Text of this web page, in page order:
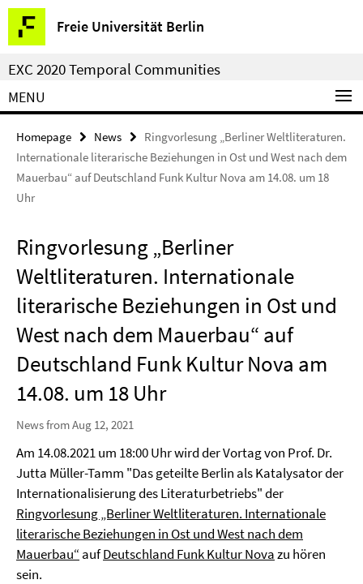
Springe
direkt
zu
Inhalt
Freie Universität Berlin
Service
Navigation
EXC 2020 Temporal Communities
MENU
Homepage News
Ringvorlesung „Berliner Weltliteraturen.
Internationale literarische Beziehungen in Ost und West nach dem
Mauerbau“ auf Deutschland Funk Kultur Nova am 14.08. um 18
Uhr
Ringvorlesung „Berliner
Weltliteraturen. Internationale
literarische Beziehungen in Ost und
West nach dem Mauerbau“ auf
Deutschland Funk Kultur Nova am
14.08. um 18 Uhr
News from Aug 12, 2021
Am 14.08.2021 um 18:00 Uhr wird der Vortag von Prof. Dr.
Jutta Müller-Tamm "Das geteilte Berlin als Katalysator der
Internationalisierung des Literaturbetriebs" der
Ringvorlesung „Berliner Weltliteraturen. Internationale
literarische Beziehungen in Ost und West nach dem
Mauerbau“ aufDeutschland Funk Kultur Novazu hören
sein.